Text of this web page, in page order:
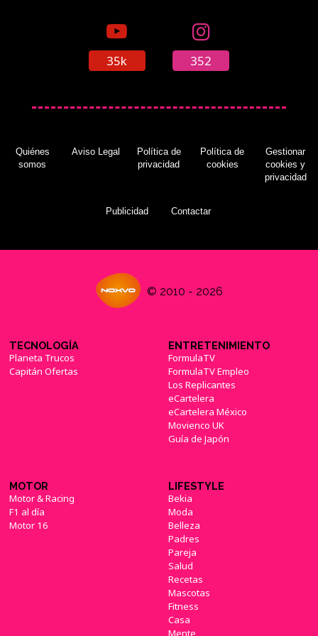
35k 352
Quiénes
somos
Aviso Legal
Política de
privacidad
Política de
cookies
Gestionar
cookies y
privacidad
Publicidad Contactar
© 2010 - 2026
TECNOLOGÍA
Planeta Trucos
Capitán Ofertas
ENTRETENIMIENTO
FormulaTV
FormulaTV Empleo
Los Replicantes
eCartelera
eCartelera México
Movienco UK
Guía de Japón
MOTOR
Motor & Racing
F1 al día
Motor 16
LIFESTYLE
Bekia
Moda
Belleza
Padres
Pareja
Salud
Recetas
Mascotas
Fitness
Casa
Mente